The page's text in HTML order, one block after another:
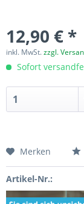
12,90 € *
inkl. MwSt.zzgl.
Sofort
Merken
Artikel-Nr.: